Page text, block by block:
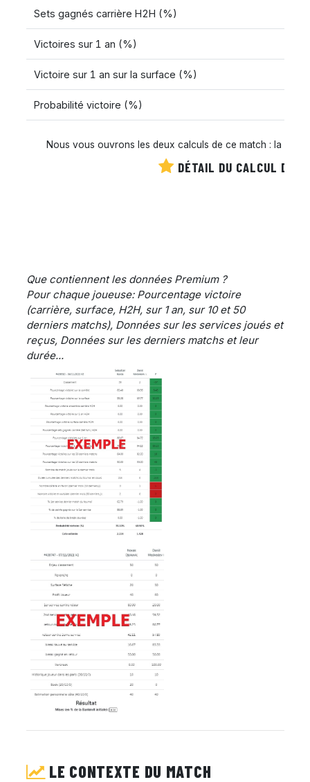
Sets gagnés carrière H2H (%)
Victoires sur 1 an (%)
Victoire sur 1 an sur la surface (%)
Probabilité victoire (%)
Nous vous ouvrons les deux calculs de ce match : la
DÉTAIL DU CALCUL DE
Que contiennent les données Premium ?
Pour chaque joueuse: Pourcentage victoire
(carrière, surface, H2H, sur 1 an, sur 10 et 50
derniers matchs), Données sur les services joués et
reçus, Données sur les derniers matchs et leur
durée...
LE CONTEXTE DU MATCH